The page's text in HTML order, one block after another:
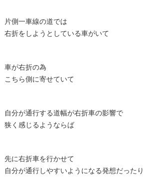
片側一車線の道では
右折をしようとしている車がいて
車が右折の為
こちら側に寄せていて
自分が通行する道幅が右折車の影響で
狭く感じるようならば
先に右折車を行かせて
自分が通行しやすいようになる発想だったり